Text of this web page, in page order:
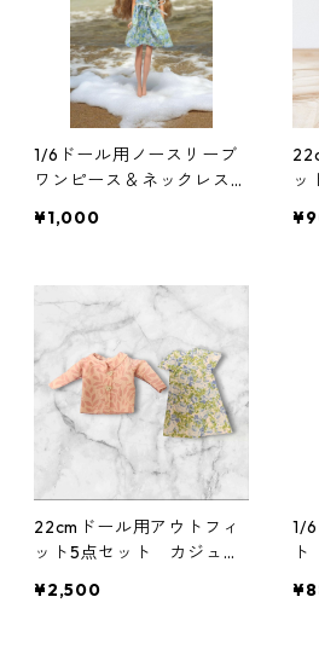
1/6ドール用ノースリーブ
ワンピース＆ネックレスセ
ピース風
¥1,000
ッ
ー
22cmドール用アウトフィ
ット5点セット カジュア
スカート他
¥2,500
1/
り